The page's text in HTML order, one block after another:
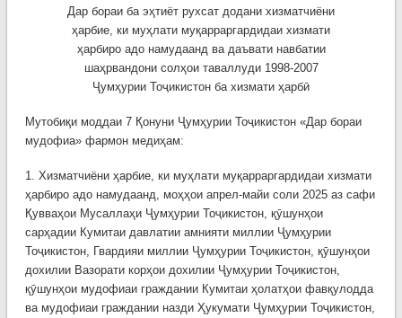
Дар бораи ба эҳтиёт рухсат додани хизматчиёни
ҳарбие, ки муҳлати муқарраргардидаи хизмати
ҳарбиро адо намудаанд ва даъвати навбатии
шаҳрвандони солҳои таваллуди 1998-2007
Ҷумҳурии Тоҷикистон ба хизмати ҳарбӣ
Мутобиқи моддаи 7 Қонуни Ҷумҳурии Тоҷикистон «Дар бораи
мудофиа» фармон медиҳам:
1. Хизматчиёни ҳарбие, ки муҳлати муқарраргардидаи хизмати
ҳарбиро адо намудаанд, моҳҳои апрел-майи соли 2025 аз сафи
Қувваҳои Мусаллаҳи Ҷумҳурии Тоҷикистон, қӯшунҳои
сарҳадии Кумитаи давлатии амнияти миллии Ҷумҳурии
Тоҷикистон, Гвардияи миллии Ҷумҳурии Тоҷикистон, қӯшунҳои
дохилии Вазорати корҳои дохилии Ҷумҳурии Тоҷикистон,
қӯшунҳои мудофиаи граждании Кумитаи ҳолатҳои фавқулодда
ва мудофиаи граждании назди Ҳукумати Ҷумҳурии Тоҷикистон,